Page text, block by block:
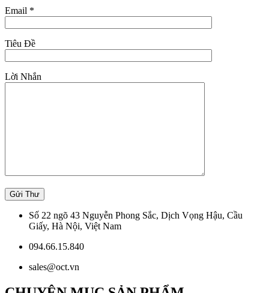
Email *
Tiêu Đề
Lời Nhắn
Số 22 ngõ 43 Nguyễn Phong Sắc, Dịch Vọng Hậu, Cầu
Giấy, Hà Nội, Việt Nam
094.66.15.840
sales@oct.vn